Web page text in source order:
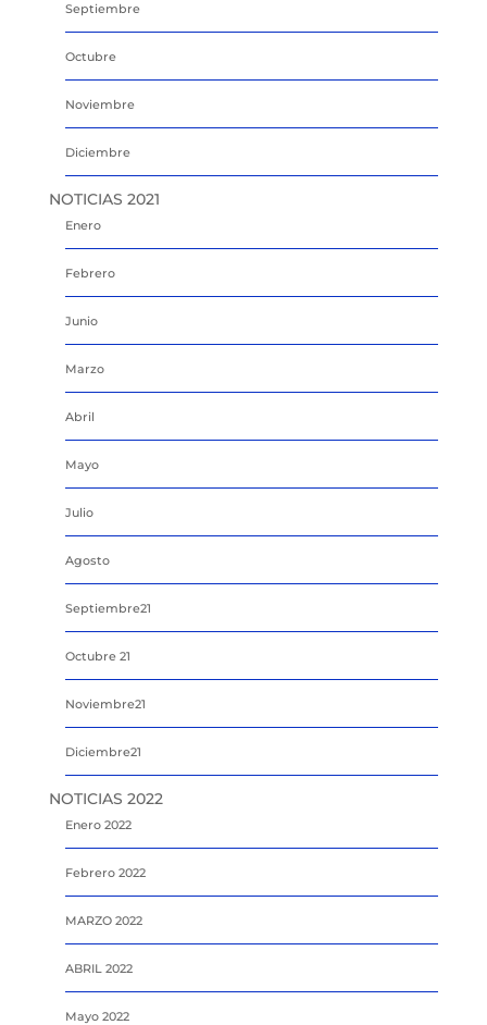
Septiembre
Octubre
Noviembre
Diciembre
NOTICIAS 2021
Enero
Febrero
Junio
Marzo
Abril
Mayo
Julio
Agosto
Septiembre21
Octubre 21
Noviembre21
Diciembre21
NOTICIAS 2022
Enero 2022
Febrero 2022
MARZO 2022
ABRIL 2022
Mayo 2022